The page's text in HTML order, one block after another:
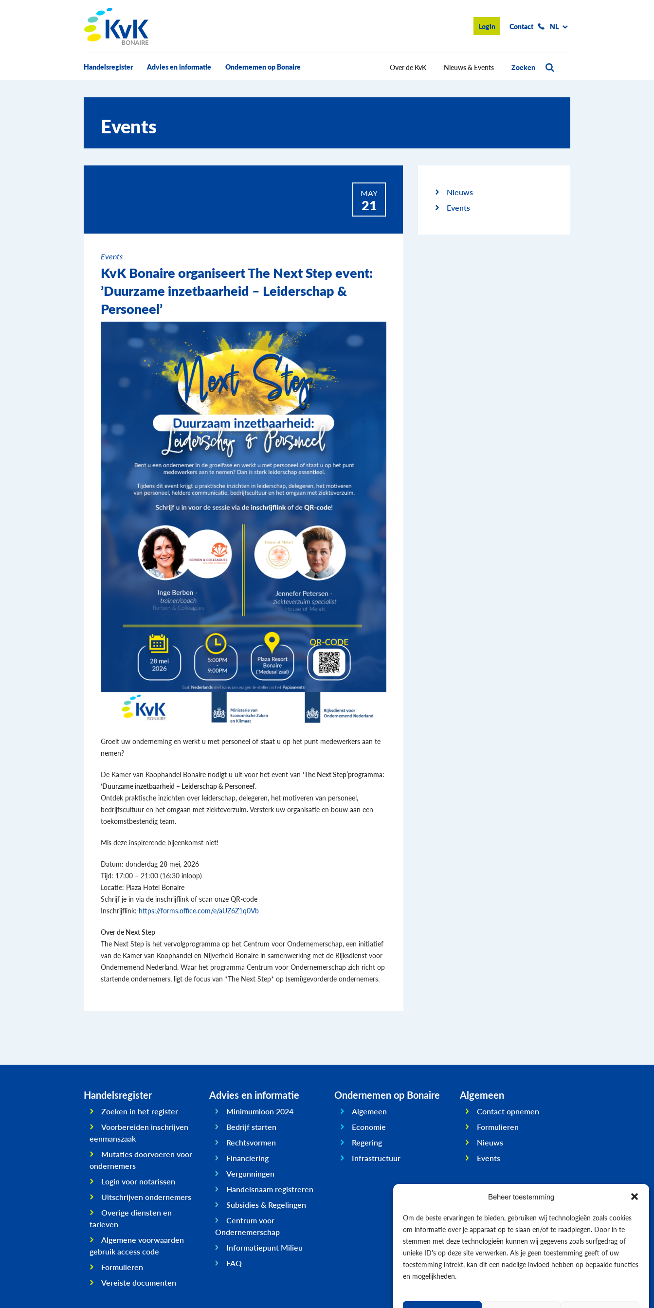
Beheer toestemming
Om de beste ervaringen te bieden, gebruiken wij technologieën zoals cookies
om informatie over je apparaat op te slaan en/of te raadplegen. Door in te
stemmen met deze technologieën kunnen wij gegevens zoals surfgedrag of
unieke ID's op deze site verwerken. Als je geen toestemming geeft of uw
toestemming intrekt, kan dit een nadelige invloed hebben op bepaalde functies
en mogelijkheden.
Login Contact NL
Handelsregister Advies en informatie Ondernemen op Bonaire Over de KvK Nieuws & Events Zoeken
Events
MAY
21
Events
KvK Bonaire organiseert The Next Step event:
’Duurzame inzetbaarheid – Leiderschap &
Personeel’
Groeit uw onderneming en werkt u met personeel of staat u op het punt medewerkers aan te
nemen?
De Kamer van Koophandel Bonaire nodigt u uit voor het event van ‘The Next Step’programma:
‘Duurzame inzetbaarheid – Leiderschap & Personeel’.
Ontdek praktische inzichten over leiderschap, delegeren, het motiveren van personeel,
bedrijfscultuur en het omgaan met ziekteverzuim. Versterk uw organisatie en bouw aan een
toekomstbestendig team.
Mis deze inspirerende bijeenkomst niet!
Datum: donderdag 28 mei, 2026
Tijd: 17:00 – 21:00 (16:30 inloop)
Locatie: Plaza Hotel Bonaire
Schrijf je in via de inschrijflink of scan onze QR-code
Inschrijflink: https://forms.office.com/e/aUZ6Z1q0Vb
Over de Next Step
The Next Step is het vervolgprogramma op het Centrum voor Ondernemerschap, een initiatief
van de Kamer van Koophandel en Nijverheid Bonaire in samenwerking met de Rijksdienst voor
Ondernemend Nederland. Waar het programma Centrum voor Ondernemerschap zich richt op
startende ondernemers, ligt de focus van *The Next Step* op (semi)gevorderde ondernemers.
Nieuws
Events
Handelsregister
Zoeken in het register
Voorbereiden inschrijven
eenmanszaak
Mutaties doorvoeren voor
ondernemers
Login voor notarissen
Uitschrijven ondernemers
Overige diensten en
tarieven
Algemene voorwaarden
gebruik access code
Formulieren
Vereiste documenten
Advies en informatie
Minimumloon 2024
Bedrijf starten
Rechtsvormen
Financiering
Vergunningen
Handelsnaam registreren
Subsidies & Regelingen
Centrum voor
Ondernemerschap
Informatiepunt Milieu
FAQ
Ondernemen op Bonaire
Algemeen
Economie
Regering
Infrastructuur
Algemeen
Contact opnemen
Formulieren
Nieuws
Events